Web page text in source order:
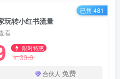
玩转小红书流量
看
限时特惠
￥39.9
合伙人 免费
已售 481